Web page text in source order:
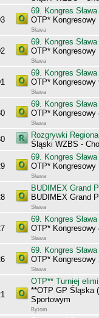
69. Kongres Sława
OTP* Kongresowy
Sława
69. Kongres Sława
OTP* Kongresowy
Sława
69. Kongres Sława
OTP* Kongresowy
Sława
69. Kongres Sława
OTP* Kongresowy
Sława
Rozgrywki
Śląski WZBS -
69. Kongres Sława
OTP* Kongresowy
Sława
BUDIMEX Grand
BUDIMEX Grand
Sława
69. Kongres Sława
OTP* Kongresowy
Sława
69. Kongres Sława
OTP* Kongresowy
Sława
OTP** Turniej
**OTP GP Śląska
Sportowym
Bytom